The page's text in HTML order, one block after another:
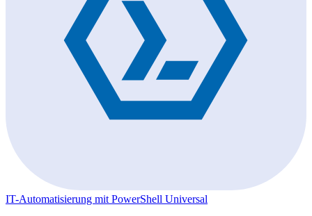
IT-Automatisierung mit PowerShell Universal